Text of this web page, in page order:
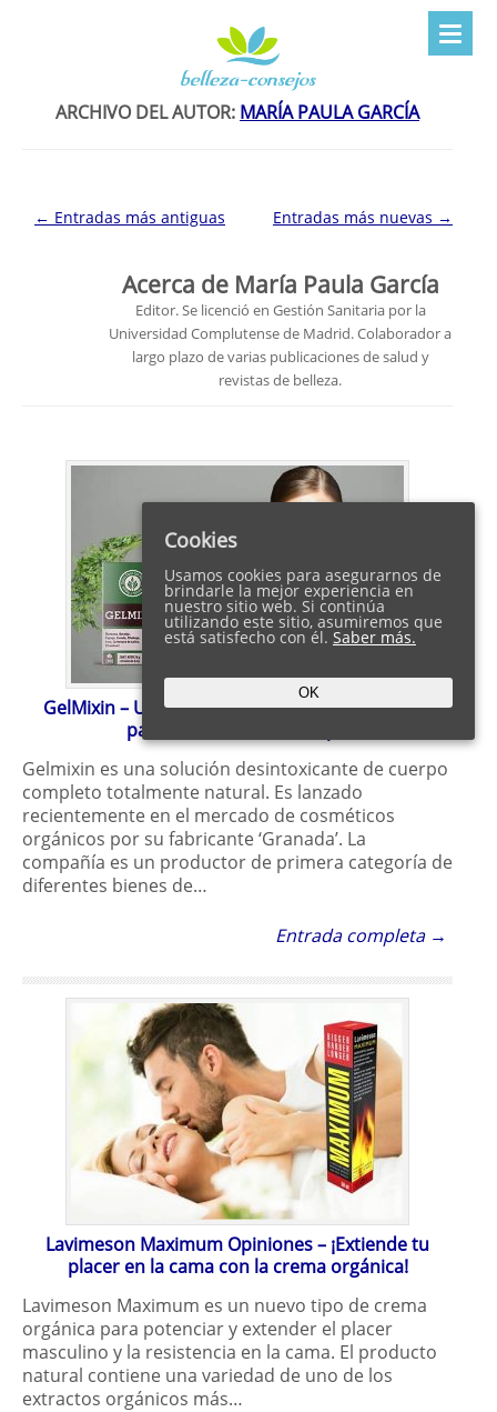
ARCHIVO DEL AUTOR: MARÍA PAULA GARCÍA
Navegación de entradas
← Entradas más antiguas Entradas más nuevas →
Acerca de María Paula García
Editor. Se licenció en Gestión Sanitaria por la
Universidad Complutense de Madrid. Colaborador a
largo plazo de varias publicaciones de salud y
revistas de belleza.
GelMixin – Una manera orgánica de limpiar los
parásitos fuera del cuerpo
Gelmixin es una solución desintoxicante de cuerpo
completo totalmente natural. Es lanzado
recientemente en el mercado de cosméticos
orgánicos por su fabricante ‘Granada’. La
compañía es un productor de primera categoría de
diferentes bienes de…
Entrada completa →
Lavimeson Maximum Opiniones – ¡Extiende tu
placer en la cama con la crema orgánica!
Lavimeson Maximum es un nuevo tipo de crema
orgánica para potenciar y extender el placer
masculino y la resistencia en la cama. El producto
natural contiene una variedad de uno de los
extractos orgánicos más…
Cookies
Usamos cookies para asegurarnos de
brindarle la mejor experiencia en
nuestro sitio web. Si continúa
utilizando este sitio, asumiremos que
está satisfecho con él. Saber más.
OK